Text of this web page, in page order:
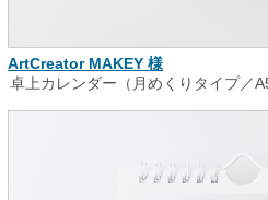
ArtCreator MAKEY 様
卓上カレンダー（月めくりタイプ／